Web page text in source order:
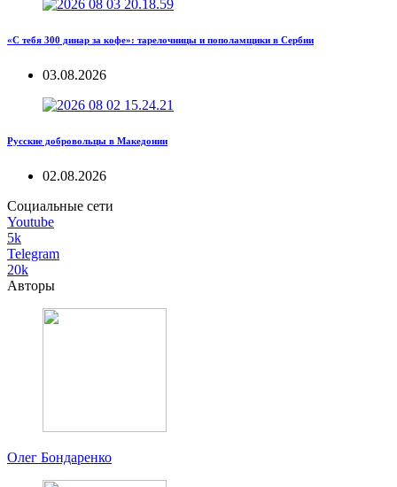
«С тебя 300 динар за кофе»: тарелочницы и пополамщики в Сербии
03.08.2026
Русские добровольцы в Македонии
02.08.2026
Социальные сети
Youtube
5k
Telegram
20k
Авторы
Олег Бондаренко